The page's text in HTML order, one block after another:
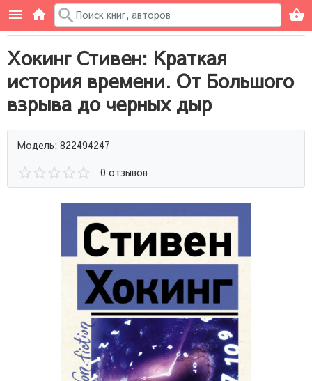
Хокинг Стивен: Краткая
история времени. От Большого
взрыва до черных дыр
Модель: 822494247
0 отзывов